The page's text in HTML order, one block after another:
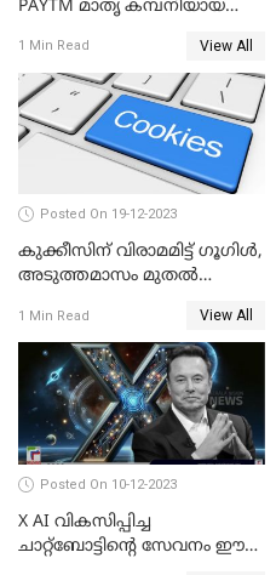
PAYTM മാതൃ കമ്പനിയായ
1 Min Read View All
Posted On 19-12-2023
കുക്കീസിന് വിരാമമിട്ട് ഗൂഗിള്‍,
അടുത്തമാസം മുതല്‍
വിലക്കേര്‍പ്പെടുത്തുമെന്ന്
സൂചന
1 Min Read View All
Posted On 10-12-2023
X AI വികസിപ്പിച്ച
ചാറ്റ്‌ബോട്ടിന്റെ സേവനം ഈ